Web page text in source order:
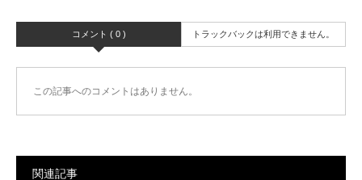
コメント ( 0 ) トラックバックは利用できません。
この記事へのコメントはありません。
関連記事